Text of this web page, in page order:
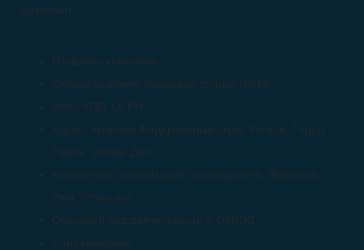
компании:
Название компании
Организационно-правовая форма (ОПФ)
ИНН, КПП, ОГРН
Адрес, включая Федеральный округ, Регион, Город,
Район, Улица, Дом
Контактная информация руководителя: Фамилия,
Имя, Отчество
Основной вид деятельности и ОКВЭД
Сайт компании